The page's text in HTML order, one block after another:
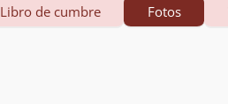
Libro de cumbre Fotos